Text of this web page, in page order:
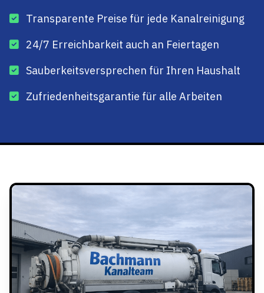
Transparente Preise für jede Kanalreinigung
24/7 Erreichbarkeit auch an Feiertagen
Sauberkeitsversprechen für Ihren Haushalt
Zufriedenheitsgarantie für alle Arbeiten